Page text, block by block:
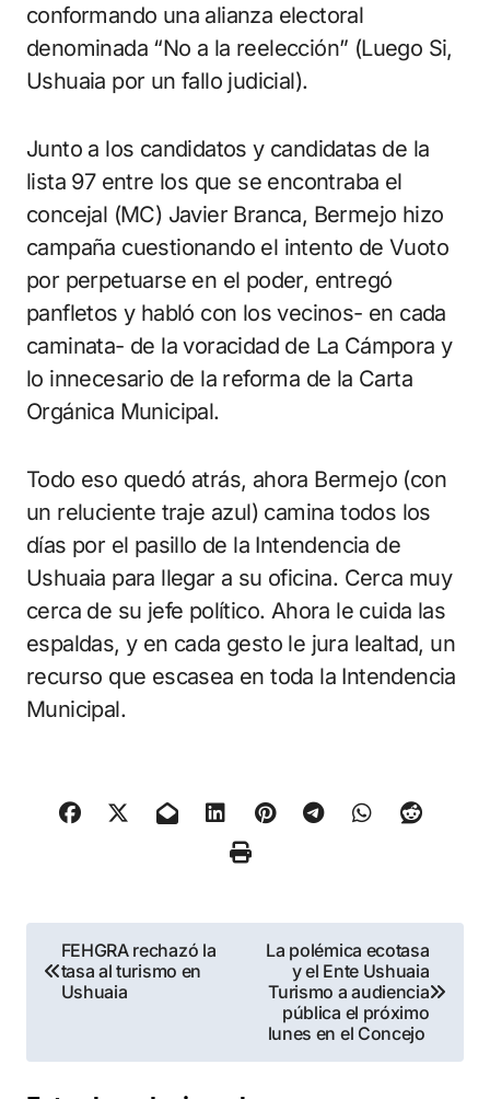
conformando una alianza electoral
denominada “No a la reelección” (Luego Si,
Ushuaia por un fallo judicial).
Junto a los candidatos y candidatas de la
lista 97 entre los que se encontraba el
concejal (MC) Javier Branca, Bermejo hizo
campaña cuestionando el intento de Vuoto
por perpetuarse en el poder, entregó
panfletos y habló con los vecinos- en cada
caminata- de la voracidad de La Cámpora y
lo innecesario de la reforma de la Carta
Orgánica Municipal.
Todo eso quedó atrás, ahora Bermejo (con
un reluciente traje azul) camina todos los
días por el pasillo de la Intendencia de
Ushuaia para llegar a su oficina. Cerca muy
cerca de su jefe político. Ahora le cuida las
espaldas, y en cada gesto le jura lealtad, un
recurso que escasea en toda la Intendencia
Municipal.
Navegación
de
FEHGRA rechazó la
tasa al turismo en
Ushuaia
La polémica ecotasa
y el Ente Ushuaia
Turismo a audiencia
pública el próximo
lunes en el Concejo